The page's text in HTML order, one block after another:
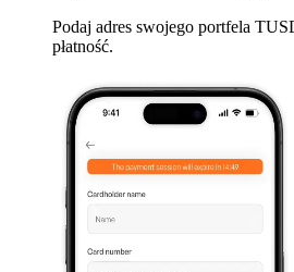
Podaj adres swojego portfela
płatność.